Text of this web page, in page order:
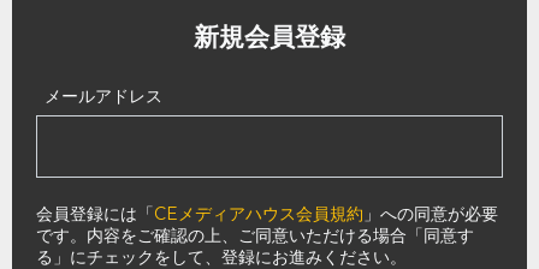
新規会員登録
メールアドレス
会員登録には「CEメディアハウス会員規約 」への同意が必要
です。内容をご確認の上、ご同意いただける場合「同意す
る」にチェックをして、登録にお進みください。